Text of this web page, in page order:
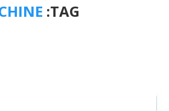
TAG: